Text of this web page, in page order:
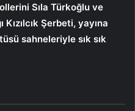
Sıla Türkoğlu ve
Kızılcık Şerbeti, yayına
sahneleriyle sık sık